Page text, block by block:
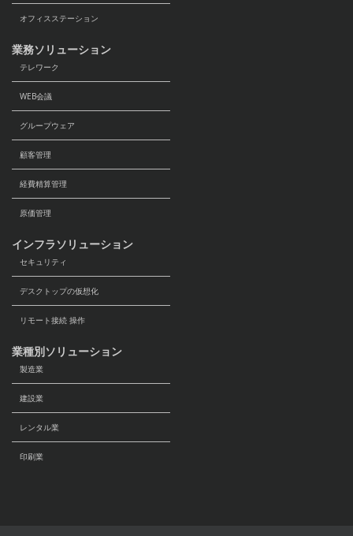
オフィスステーション
業務ソリューション
テレワーク
WEB会議
グループウェア
顧客管理
経費精算管理
原価管理
インフラソリューション
セキュリティ
デスクトップの仮想化
リモート接続 操作
業種別ソリューション
製造業
建設業
レンタル業
印刷業